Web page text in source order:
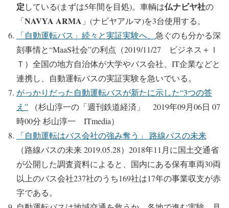
定している(まずは5年間を目処)。車輌は仏ナビヤ社の
「NAVYA ARMA 」(ナビヤアルマ)を3台使用する。
「自動運転バス」続々と実証実験へ、 急ぐのも分かる深
刻事情と“MaaS社会”の利点（2019/11/27 ビジネス＋Ｉ
Ｔ）全国の地方自治体が大学やバス会社、IT企業などと
連携し、自動運転バスの実証実験を急いでいる。
がっかりだった自動運転バスが新たに示した“3つの答
え” （杉山淳一の「週刊鉄道経済」 2019年09月06日 07
時00分 杉山淳一 ITmedia）
「自動運転はバス会社の強み奪う」 路線バスの未来
（路線バスの未来 2019.05.28）2018年11月に国土交通省
が公開した調査資料によると、国内にある保有車両30両
以上のバス会社237社のうち169社は17年の事業収支が赤
字である。